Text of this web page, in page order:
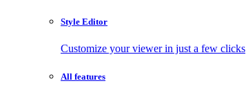
Style Editor
Customize your viewer in just a few clicks
All features